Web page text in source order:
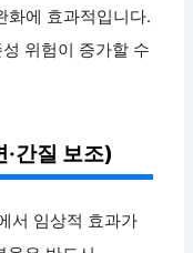
화에 효과적입니다.
위험이 증가할 수
간질 보조)
서 임상적 효과가